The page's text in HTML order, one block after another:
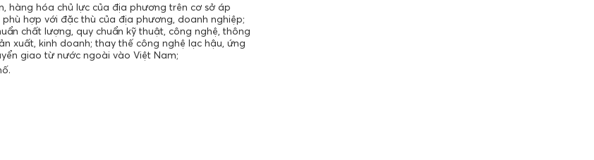
hàng hóa chủ lực của địa phương trên cơ sở áp
hợp với đặc thù của địa phương, doanh nghiệp;
chất lượng, quy chuẩn kỹ thuật, công nghệ, thông
xuất, kinh doanh; thay thế công nghệ lạc hậu, ứng
giao từ nước ngoài vào Việt Nam;